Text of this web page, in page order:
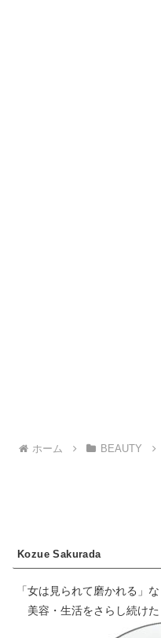
ホーム BEAUTY
Kozue Sakurada
「女は見られて磨かれる」
美容・生活をさらし続け